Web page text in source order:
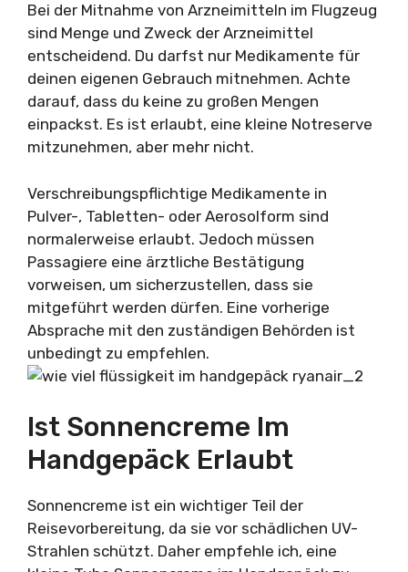
Bei der Mitnahme von Arzneimitteln im Flugzeug
sind Menge und Zweck der Arzneimittel
entscheidend. Du darfst nur Medikamente für
deinen eigenen Gebrauch mitnehmen. Achte
darauf, dass du keine zu großen Mengen
einpackst. Es ist erlaubt, eine kleine Notreserve
mitzunehmen, aber mehr nicht.
Verschreibungspflichtige Medikamente in
Pulver-, Tabletten- oder Aerosolform sind
normalerweise erlaubt. Jedoch müssen
Passagiere eine ärztliche Bestätigung
vorweisen, um sicherzustellen, dass sie
mitgeführt werden dürfen. Eine vorherige
Absprache mit den zuständigen Behörden ist
unbedingt zu empfehlen.
Ist Sonnencreme Im
Handgepäck Erlaubt
Sonnencreme ist ein wichtiger Teil der
Reisevorbereitung, da sie vor schädlichen UV-
Strahlen schützt. Daher empfehle ich, eine